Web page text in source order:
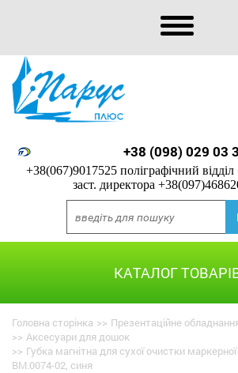
+38 (098) 029 03
+38(067)9017525 поліграфічний відділ
заст. директора
КАТАЛОГ
Головна сторінка >> Презентаційне
>> Аксесуари для дошок
>> Губка магнітна для сухої очистки
BM.0074-02, синя